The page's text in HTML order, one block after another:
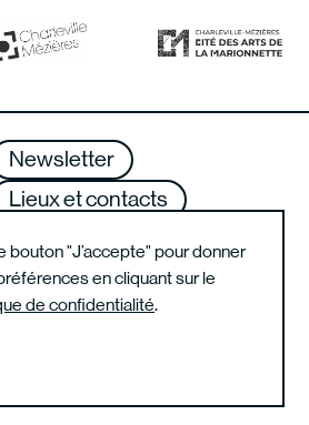
bouton "J’accepte" pour donner
en cliquant sur le
de confidentialité.
Newsletter
Lieux et contacts
Mentions légales